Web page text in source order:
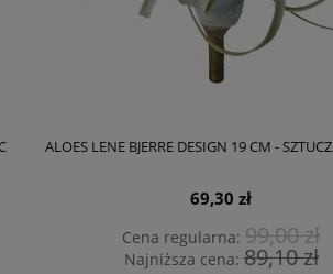
ALOES LENE BJERRE DESIGN 19 CM -
69,30 zł
Cena regularna: 99,00 zł
Najniższa cena:89,10 zł